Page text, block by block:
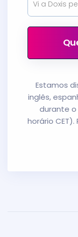
Estamos
inglês,
durante o
horário